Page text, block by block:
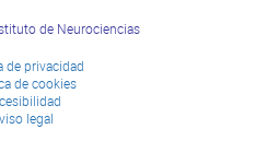
de Neurociencias
de privacidad
de cookies
legal